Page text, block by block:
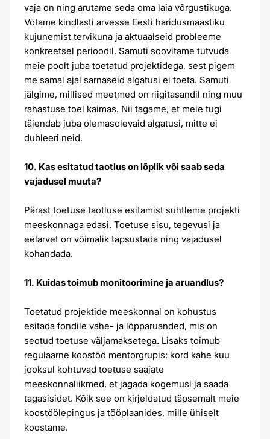
vaja on ning arutame seda oma laia võrgustikuga.
Võtame kindlasti arvesse Eesti haridusmaastiku
kujunemist tervikuna ja aktuaalseid probleeme
konkreetsel perioodil. Samuti soovitame tutvuda
meie poolt juba toetatud projektidega, sest pigem
me samal ajal sarnaseid algatusi ei toeta. Samuti
jälgime, millised meetmed on riigitasandil ning muu
rahastuse toel käimas. Nii tagame, et meie tugi
täiendab juba olemasolevaid algatusi, mitte ei
dubleeri neid.
10. Kas esitatud taotlus on lõplik või saab seda
vajadusel muuta?
Pärast toetuse taotluse esitamist suhtleme projekti
meeskonnaga edasi. Toetuse sisu, tegevusi ja
eelarvet on võimalik täpsustada ning vajadusel
kohandada.
11. Kuidas toimub monitoorimine ja aruandlus?
Toetatud projektide meeskonnal on kohustus
esitada fondile vahe- ja lõpparuanded, mis on
seotud toetuse väljamaksetega. Lisaks toimub
regulaarne koostöö mentorgrupis: kord kahe kuu
jooksul kohtuvad toetuse saajate
meeskonnaliikmed, et jagada kogemusi ja saada
tagasisidet. Kõik see on kirjeldatud täpsemalt meie
koostöölepingus ja tööplaanides, mille ühiselt
koostame.